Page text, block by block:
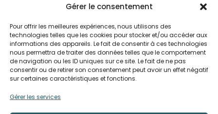
Gérer le consentement
Pour offrir les meilleures expériences, nous utilisons des
technologies telles que les cookies pour stocker et/ou accéder aux
informations des appareils. Le fait de consentir à ces technologies
nous permettra de traiter des données telles que le comportement
de navigation ou les ID uniques sur ce site. Le fait de ne pas
consentir ou de retirer son consentement peut avoir un effet négatif
sur certaines caractéristiques et fonctions.
Gérer les services